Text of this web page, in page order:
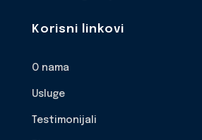
Korisni linkovi
O nama
Usluge
Testimonijali